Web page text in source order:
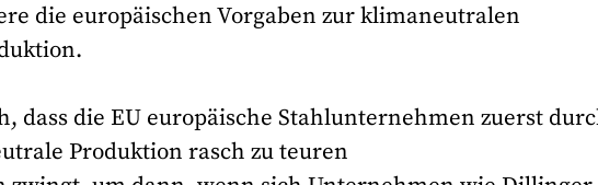
die europäischen Vorgaben zur klimaneutralen
dass die EU europäische Stahlunternehmen zuerst
Produktion rasch zu teuren